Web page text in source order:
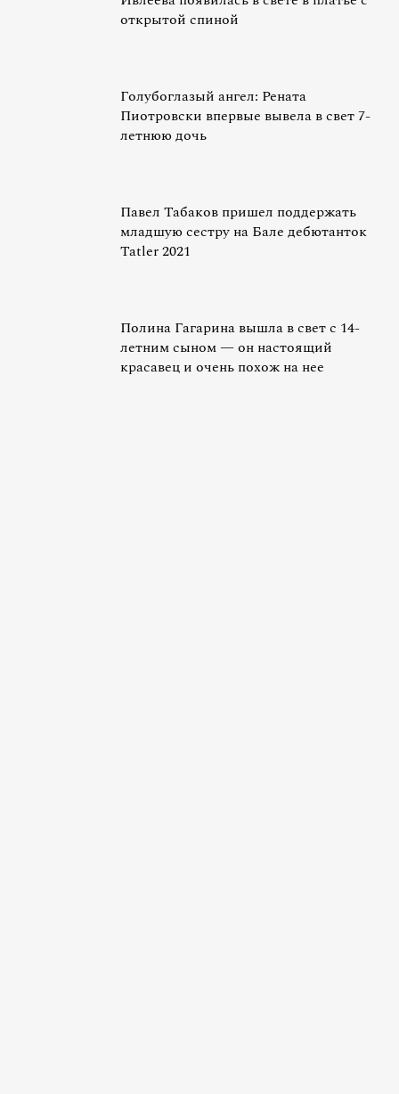
открытой спиной
Голубоглазый ангел: Рената
Пиотровски впервые вывела в свет 7-
летнюю дочь
Павел Табаков пришел поддержать
младшую сестру на Бале дебютанток
Tatler 2021
Полина Гагарина вышла в свет с 14-
летним сыном — он настоящий
красавец и очень похож на нее